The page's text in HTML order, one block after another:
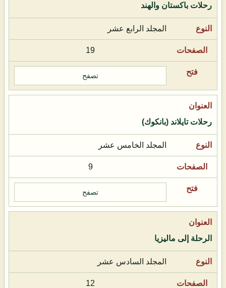
رحلات باكستان والهند
المجلد الرابع عشر
19
تصفح
رحلات تايلاند (بانكوك)
المجلد الخامس عشر
9
تصفح
الرحلة إلى ماليزيا
المجلد السادس عشر
12